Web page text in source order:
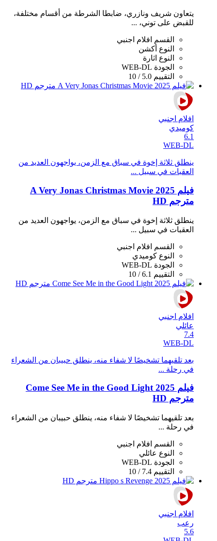
يتعاون شريف ونازري، ضابطا الشرطة من أقسام مختلفة،
للقبض على توني، ...
القسم
افلام اجنبي
النوع أكشن
النوع اثارة
الجودة WEB-DL
التقييم 5.0 / 10
افلام اجنبي
كوميدي
6.1
WEB-DL
ينطلق ثلاثة إخوة في سباق مع الزمن، يواجهون العديد من
العقبات في سبيل ...
فيلم A Very Jonas Christmas Movie 2025
مترجم HD
ينطلق ثلاثة إخوة في سباق مع الزمن، يواجهون العديد من
العقبات في سبيل ...
القسم
افلام اجنبي
النوع كوميدي
الجودة WEB-DL
التقييم 6.1 / 10
افلام اجنبي
عائلي
7.4
WEB-DL
بعد تلقيهما تشخيصًا لا شفاء منه، ينطلق حبيبان من الشعراء
في رحلة ...
فيلم Come See Me in the Good Light 2025
مترجم HD
بعد تلقيهما تشخيصًا لا شفاء منه، ينطلق حبيبان من الشعراء
في رحلة ...
القسم
افلام اجنبي
النوع عائلي
الجودة WEB-DL
التقييم 7.4 / 10
افلام اجنبي
رعب
5.6